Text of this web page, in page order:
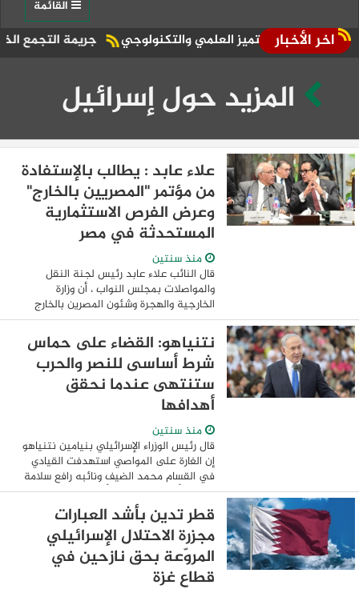
اخر الأخبار جريمة التجمع الخامس.. سر التميز العلمي والتكنولوجي
المزيد حول إسرائيل
علاء عابد : يطالب بالإستفادة
من مؤتمر "المصريين بالخارج"
وعرض الفرص الاستثمارية
المستحدثة في مصر
منذ سنتين
قال النائب علاء عابد رئيس لجنة النقل
والمواصلات بمجلس النواب ، أن وزارة
الخارجية والهجرة وشئون المصرين بالخارج
لديها ملفات هامه في ظل الصراعات الى
تشهدها المنطقة مثمنا دور الوزراة بشأن ،
المشكلة ...
نتنياهو: القضاء على حماس
شرط أساسى للنصر والحرب
ستنتهى عندما نحقق
أهدافها
منذ سنتين
قال رئيس الوزراء الإسرائيلي بنيامين نتنياهو
إن الغارة على المواصي استهدفت القيادي
في القسام محمد الضيف ونائبه رافع سلامة
ولكن لا أعلم مصيرهما. وأضاف خلال مؤتمر
صحفى، أن تحقيق النصر على حماس شرط ...
قطر تدين بأشد العبارات
مجزرة الاحتلال الإسرائيلي
المروّعة بحق نازحين في
قطاع غزة